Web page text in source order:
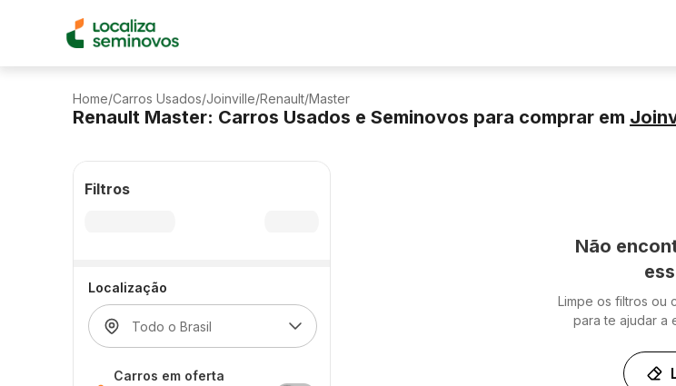
Home/Carros Usados/Joinville/Renault/Master
Renault Master: Carros Usados e Seminovos para comprar em
Filtros
Localização
Carros em oferta
Não
Limpe os filtros ou
para te ajudar a